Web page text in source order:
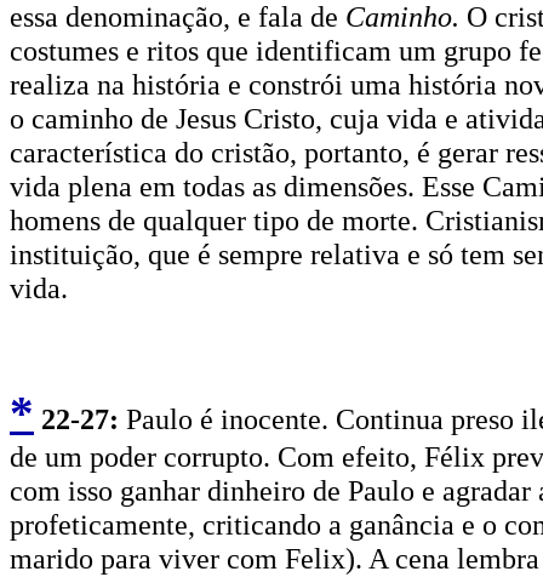
essa denominação, e fala de Caminho. O
costumes e ritos que identificam um grupo
realiza na história e constrói uma história
o caminho de Jesus Cristo, cuja vida e
característica do cristão, portanto, é gerar
vida plena em todas as dimensões. Esse
homens de qualquer tipo de morte.
instituição, que é sempre relativa e só tem
vida.
* 22-27: Paulo é inocente. Continua preso
de um poder corrupto. Com efeito, Félix
com isso ganhar dinheiro de Paulo e
profeticamente, criticando a ganância e o
marido para viver com Felix). A cena